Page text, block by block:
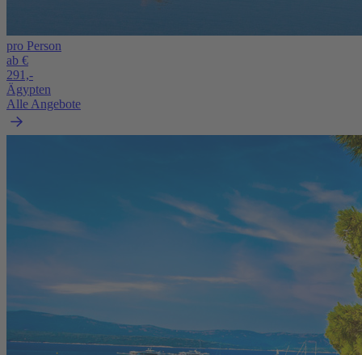
pro Person
ab €
291,-
Ägypten
Alle Angebote